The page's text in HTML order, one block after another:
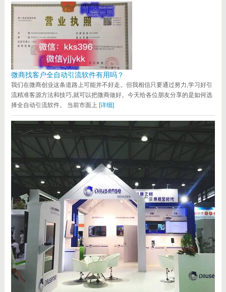
微商找客户全自动引流软件有用吗？
我们在微商创业这条道路上可能并不好走。但我相信只要通过努力,学习好引
流精准客源方法和技巧,就可以把微商做好。今天给各位朋友分享的是如何选
择全自动引流软件。 当前市面上 [详细]